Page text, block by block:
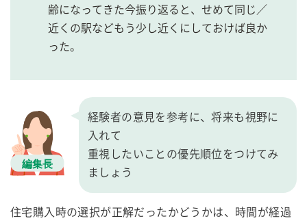
齢になってきた今振り返ると、せめて同じ／
近くの駅などもう少し近くにしておけば良か
った。
経験者の意見を参考に、将来も視野に
入れて
重視したいことの優先順位をつけてみ
ましょう
住宅購入時の選択が正解だったかどうかは、時間が経過